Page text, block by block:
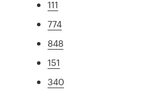
111
774
848
151
340